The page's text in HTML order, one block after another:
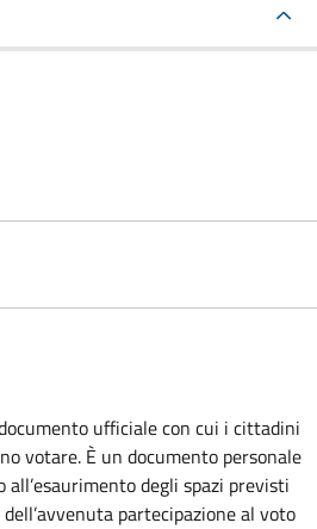
ufficiale con cui i cittadini
votare. È un documento personale
degli spazi previsti
partecipazione al voto